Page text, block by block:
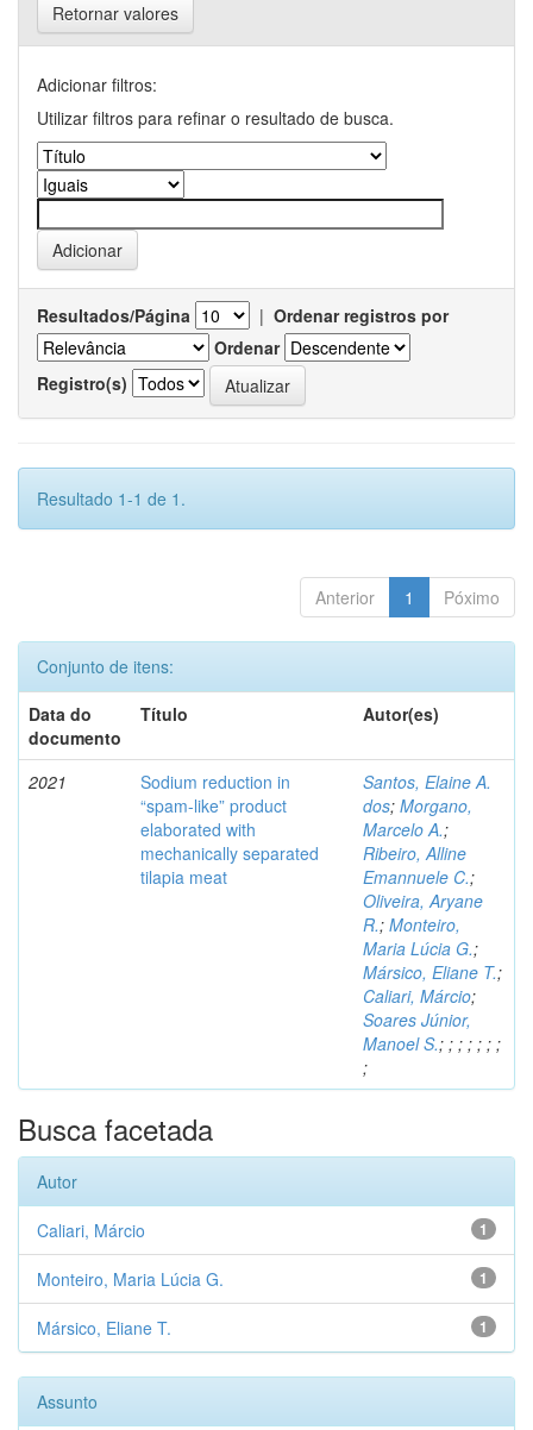
Retornar valores
Adicionar filtros:
Utilizar filtros para refinar o resultado de busca.
Resultados/Página | Ordenar registros por
Ordenar
Registro(s)
Resultado 1-1 de 1.
Anterior 1 Póximo
Conjunto de itens:
Data do
documento
Título Autor(es)
2021
Sodium reduction in
“spam-like” product
elaborated with
mechanically separated
tilapia meat
Santos, Elaine A.
dos; Morgano,
Marcelo A.;
Ribeiro, Alline
Emannuele C.;
Oliveira, Aryane
R.; Monteiro,
Maria Lúcia G.;
Mársico, Eliane T.;
Caliari, Márcio;
Soares Júnior,
Manoel S.; ; ; ; ; ; ;
;
Busca facetada
Autor
1
Caliari, Márcio
1
Monteiro, Maria Lúcia G.
1
Mársico, Eliane T.
Assunto